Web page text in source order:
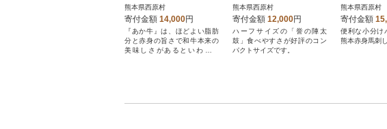
熊本県西原村
寄付金額 14,000円
『あか牛』は、ほどよい脂肪
分と赤身の旨さで和牛本来の
美味しさがあるといわれま
(西原村)
熊本県西原村
寄付金額 12,000円
ハーフサイズの「誉の陣太
鼓」食べやすさが好評のコン
パクトサイズです。
熊本県西原村
寄付金額
便利な小分け
熊本赤身馬刺し